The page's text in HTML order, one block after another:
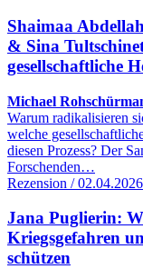
Shaimaa
& Sina
gesellschaftliche
Michael
Warum radikalisieren
welche
diesen Prozess? Der
Forschenden…
Rezension / 02.04.2026
Jana Puglierin:
Kriegsgefahren
schützen